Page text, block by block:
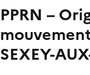
PPRN –
SEXEY-